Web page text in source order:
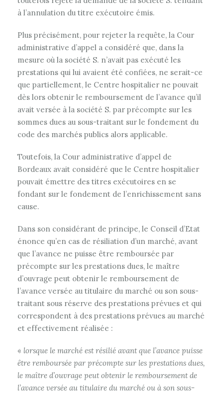
à l’annulation du titre exécutoire émis.
Plus précisément, pour rejeter la requête, la Cour
administrative d’appel a considéré que, dans la
mesure où la société S. n’avait pas exécuté les
prestations qui lui avaient été confiées, ne serait-ce
que partiellement, le Centre hospitalier ne pouvait
dès lors obtenir le remboursement de l’avance qu’il
avait versée à la société S. par précompte sur les
sommes dues au sous-traitant sur le fondement du
code des marchés publics alors applicable.
Toutefois, la Cour administrative d’appel de
Bordeaux avait considéré que le Centre hospitalier
pouvait émettre des titres exécutoires en se
fondant sur le fondement de l’enrichissement sans
cause.
Dans son considérant de principe, le Conseil d’Etat
énonce qu’en cas de résiliation d’un marché, avant
que l’avance ne puisse être remboursée par
précompte sur les prestations dues, le maître
d’ouvrage peut obtenir le remboursement de
l’avance versée au titulaire du marché ou son sous-
traitant sous réserve des prestations prévues et qui
correspondent à des prestations prévues au marché
et effectivement réalisée :
« lorsque le marché est résilié avant que l’avance puisse
être remboursée par précompte sur les prestations dues,
le maître d’ouvrage peut obtenir le remboursement de
l’avance versée au titulaire du marché ou à son sous-